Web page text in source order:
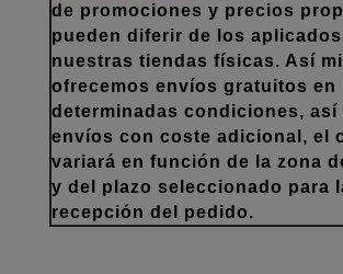
de promociones y precios
pueden diferir de los aplicados
nuestras tiendas físicas. Así
ofrecemos envíos gratuitos en
determinadas condiciones, así
envíos con coste adicional, el
variará en función de la zona
y del plazo seleccionado para
recepción del pedido.